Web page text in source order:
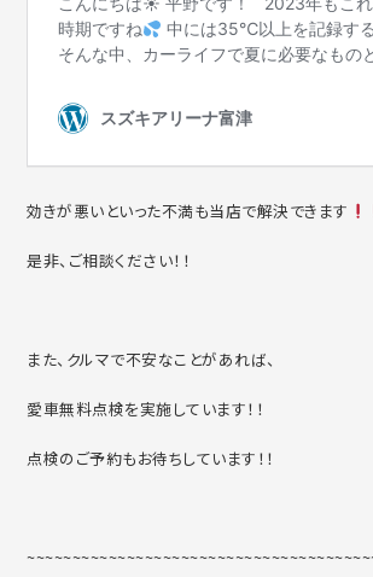
効きが悪いといった不満も当店で解決できます
是非、ご相談ください！！
また、クルマで不安なことがあれば、
愛車無料点検を実施しています！！
点検のご予約もお待ちしています！！